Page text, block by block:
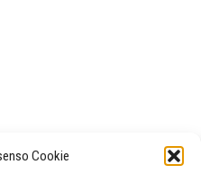
Cookie
(orario apertura Galleria)